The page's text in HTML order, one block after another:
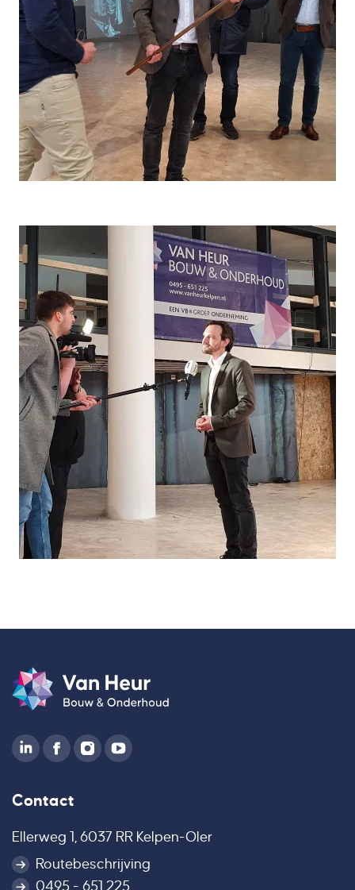
Contact
Ellerweg 1, 6037 RR Kelpen-Oler
Routebeschrijving
0495 - 651 225